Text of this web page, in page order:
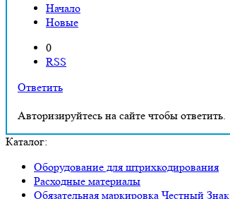
Начало
Новые
0
RSS
Ответить
Авторизируйтесь на сайте чтобы ответить.
Каталог:
Оборудование для штрихкодирования
Расходные материалы
Обязательная маркировка Честный Знак